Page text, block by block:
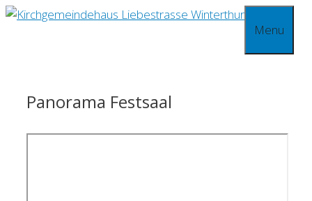
Springe
Menu
Panorama Festsaal